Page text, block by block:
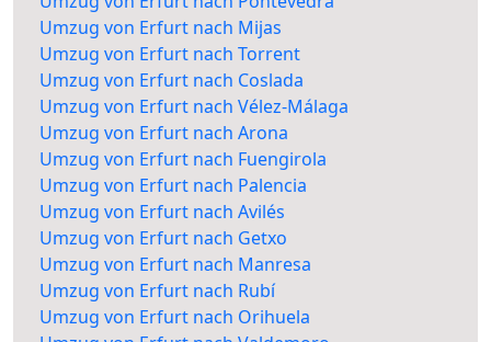
Umzug von Erfurt nach Mijas
Umzug von Erfurt nach Torrent
Umzug von Erfurt nach Coslada
Umzug von Erfurt nach Vélez-Málaga
Umzug von Erfurt nach Arona
Umzug von Erfurt nach Fuengirola
Umzug von Erfurt nach Palencia
Umzug von Erfurt nach Avilés
Umzug von Erfurt nach Getxo
Umzug von Erfurt nach Manresa
Umzug von Erfurt nach Rubí
Umzug von Erfurt nach Orihuela